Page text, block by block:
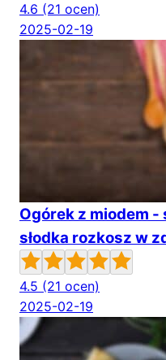
4.6 (21 ocen)
2025-02-19
Ogórek z miodem
słodka rozkosz w
4.5 (21 ocen)
2025-02-19